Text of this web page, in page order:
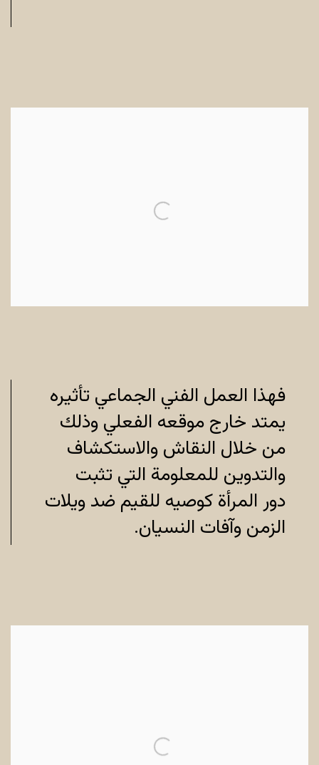
فهذا العمل الفني الجماعي تأثيره
يمتد خارج موقعه الفعلي وذلك
من خلال النقاش والاستكشاف
والتدوين للمعلومة التي تثبت
دور المرأة كوصيه للقيم ضد ويلات
الزمن وآفات النسيان.